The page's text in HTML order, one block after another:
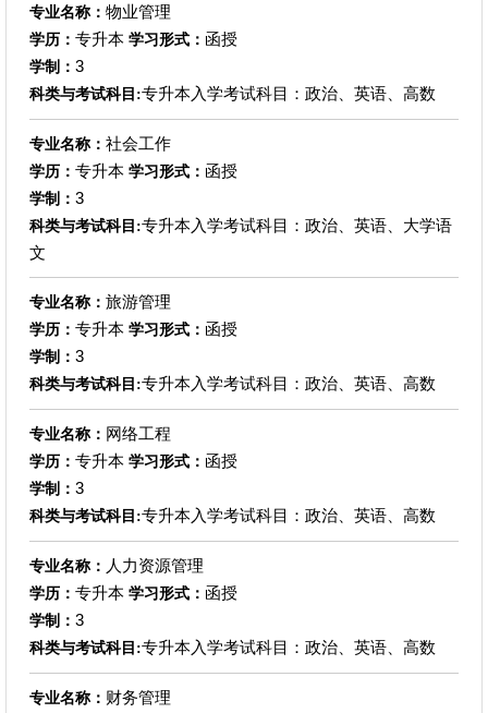
专业名称： 物业管理
学历： 专升本 学习形式： 函授
学制： 3
科类与考试科目:专升本入学考试科目：政治、英语、高数
专业名称： 社会工作
学历： 专升本 学习形式： 函授
学制： 3
科类与考试科目:专升本入学考试科目：政治、英语、大学语
文
专业名称： 旅游管理
学历： 专升本 学习形式： 函授
学制： 3
科类与考试科目:专升本入学考试科目：政治、英语、高数
专业名称： 网络工程
学历： 专升本 学习形式： 函授
学制： 3
科类与考试科目:专升本入学考试科目：政治、英语、高数
专业名称： 人力资源管理
学历： 专升本 学习形式： 函授
学制： 3
科类与考试科目:专升本入学考试科目：政治、英语、高数
专业名称： 财务管理